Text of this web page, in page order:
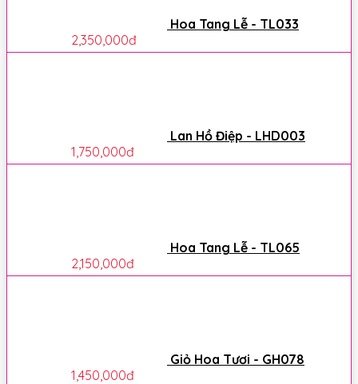
Hoa Tang Lễ - TL033
2,350,000đ
Lan Hồ Điệp - LHD003
1,750,000đ
Hoa Tang Lễ - TL065
2,150,000đ
Giỏ Hoa Tươi - GH078
1,450,000đ